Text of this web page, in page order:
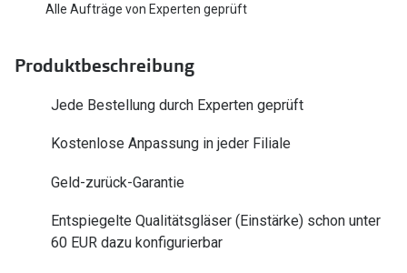
Glasveredelungen
Brillenglas Typen
Transitions Gläser
Zubehör
Alle Aufträge von Experten geprüft
Produktbeschreibung
Jede Bestellung durch Experten geprüft
Kostenlose Anpassung in jeder Filiale
Geld-zurück-Garantie
Entspiegelte Qualitätsgläser (Einstärke) schon unter
60 EUR dazu konfigurierbar